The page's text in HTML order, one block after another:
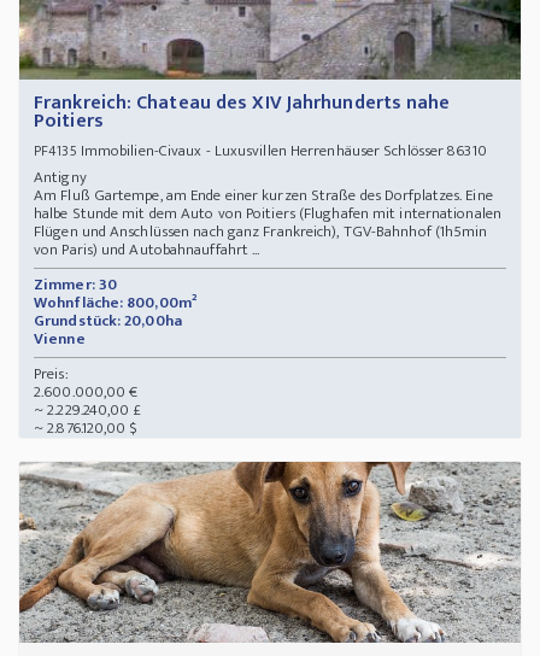
Frankreich: Chateau des XIV Jahrhunderts nahe
Poitiers
PF4135 Immobilien-Civaux - Luxusvillen Herrenhäuser Schlösser 86310
Antigny
Am Fluß Gartempe, am Ende einer kurzen Straße des Dorfplatzes. Eine
halbe Stunde mit dem Auto von Poitiers (Flughafen mit internationalen
Flügen und Anschlüssen nach ganz Frankreich), TGV-Bahnhof (1h5min
von Paris) und Autobahnauffahrt ...
Zimmer: 30
Wohnfläche: 800,00m²
Grundstück: 20,00ha
Vienne
Preis:
2.600.000,00 €
~ 2.229.240,00 £
~ 2.876.120,00 $